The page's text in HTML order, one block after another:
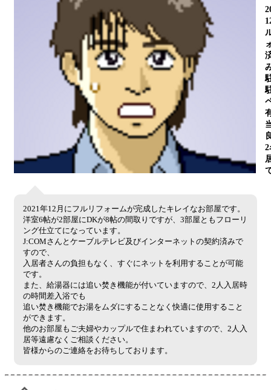
2021年12月にフルリフォームが完成したキレイなお部屋です。
洋室6帖が2部屋にDKが8帖の間取りですが、3部屋ともフローリ
ング仕立てになっています。
J:COMさんとケーブルテレビ及びインターネットの契約済みで
すので、
入居者さんの負担もなく、すぐにネットを利用することが可能
です。
また、給湯器には追い焚き機能が付いていますので、2人入居時
の時間差入浴でも
追い焚き機能でお湯をムダにすることなく快適に使用すること
ができます。
他のお部屋もご夫婦やカップルで住まわれていますので、2人入
居等遠慮なくご相談ください。
皆様からのご連絡をお待ちしております。